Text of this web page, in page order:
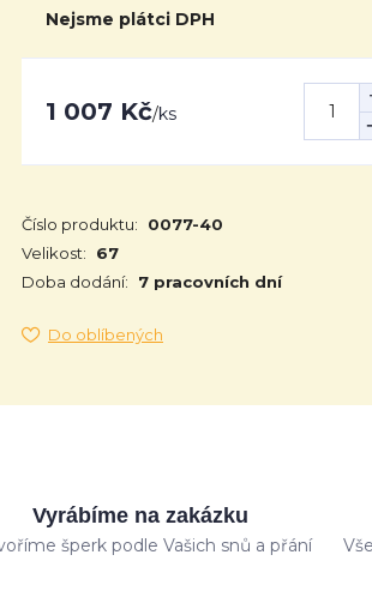
Nejsme plátci DPH
1 007 Kč/ks
Číslo produktu: 0077-40
Velikost:
67
Doba dodání:
7 pracovních dní
Do oblíbených
Vyrábíme na zakázku
šperk podle Vašich snů a přání